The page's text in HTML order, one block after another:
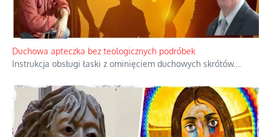
Niezwykły scenariusz bez państwowej dotacji
Reżyser Jerzy Zalewski przedstawia kulisy powstawania swoich
dokumentów, wyzwania związane z ich finansowaniem oraz
nieznane fakty dotyczące biografii...